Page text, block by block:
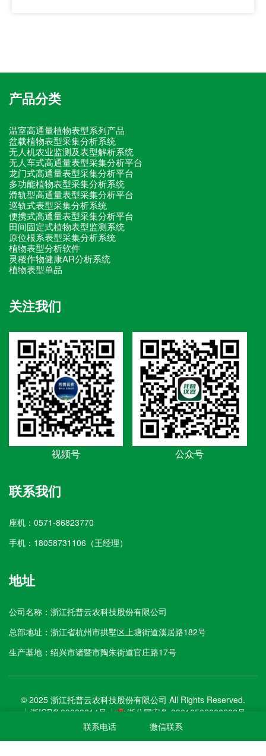
产品分类
温室高通量植物表型系列产品
盆载植物表型采集分析系统
无人机农业监测及表型解析系统
无人车式高通量表型采集分析平台
龙门式高通量表型采集分析平台
多功能植物表型采集分析系统
滑轨型高通量表型采集分析平台
巡轨式表型采集分析系统
便携式高通量表型采集分析平台
田间固定式植物表型监测系统
原位根系表型采集分析系统
植物表型分析软件
灵稷作物健康AR分析系统
植物表型单品
关注我们
视频号 公众号
联系我们
座机：0571-86823770
手机：18058731106（王经理）
地址
公司名称：浙江托普云农科技股份有限公司
总部地址：浙江省杭州市拱墅区上塘街道溪居路182号
生产基地：绍兴市诸暨市陶朱街道官庄路17号
© 2025 浙江托普云农科技股份有限公司 All Rights Reserved.
浙ICP备09083614号
浙公网安备 33010502006202号
联系电话
微信联系